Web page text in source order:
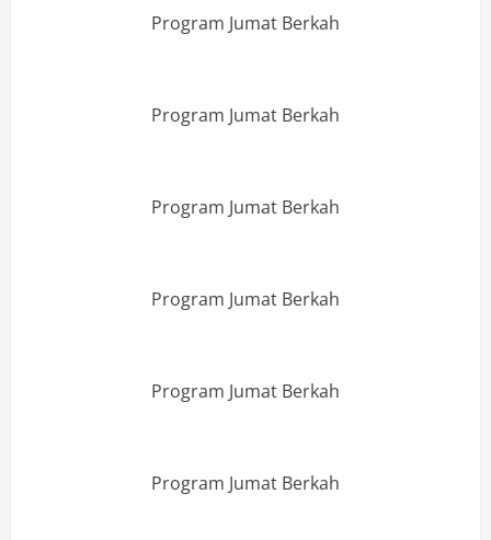
Program Jumat Berkah
Program Jumat Berkah
Program Jumat Berkah
Program Jumat Berkah
Program Jumat Berkah
Program Jumat Berkah